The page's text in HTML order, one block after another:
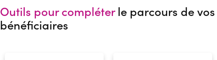
Outils pour compléterle parcours de vos
bénéficiaires